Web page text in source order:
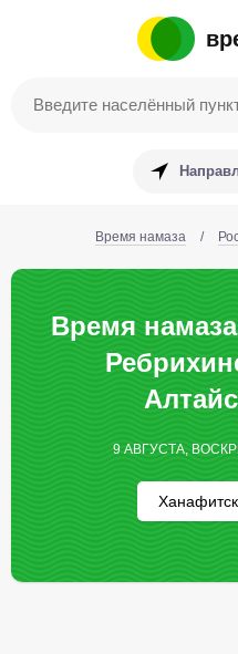
Время намаза /
Время
9 АВГУСТА,